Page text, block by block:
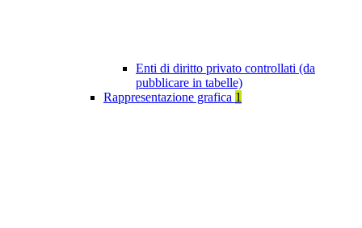
Enti di diritto privato controllati (da
pubblicare in tabelle)
Rappresentazione grafica 1